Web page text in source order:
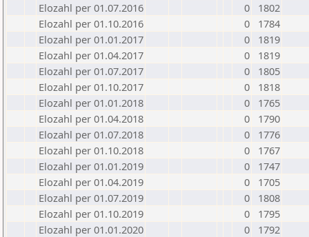
Elozahl per 01.07.2016
0
1802
Elozahl per 01.10.2016
0
1784
Elozahl per 01.01.2017
0
1819
Elozahl per 01.04.2017
0
1819
Elozahl per 01.07.2017
0
1805
Elozahl per 01.10.2017
0
1818
Elozahl per 01.01.2018
0
1765
Elozahl per 01.04.2018
0
1790
Elozahl per 01.07.2018
0
1776
Elozahl per 01.10.2018
0
1767
Elozahl per 01.01.2019
0
1747
Elozahl per 01.04.2019
0
1705
Elozahl per 01.07.2019
0
1808
Elozahl per 01.10.2019
0
1795
Elozahl per 01.01.2020
0
1792